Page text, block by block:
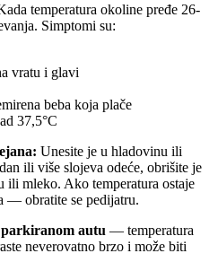
temperatura okoline pređe 26-
Simptomi su:
vratu i glavi
beba koja plače
37,5°C
Unesite je u hladovinu ili
ili više slojeva odeće, obrišite je
mleko. Ako temperatura ostaje
— obratite se pedijatru.
autu — temperatura
neverovatno brzo i može biti